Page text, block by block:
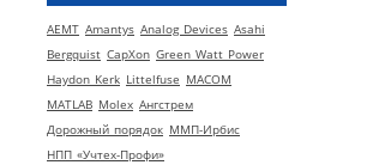
AEMT Amantys Analog Devices Asahi
Bergquist CapXon Green Watt Power
Haydon Kerk Littelfuse MACOM
MATLAB Molex Ангстрем
Дорожный порядок ММП-Ирбис
НПП «Учтех-Профи»